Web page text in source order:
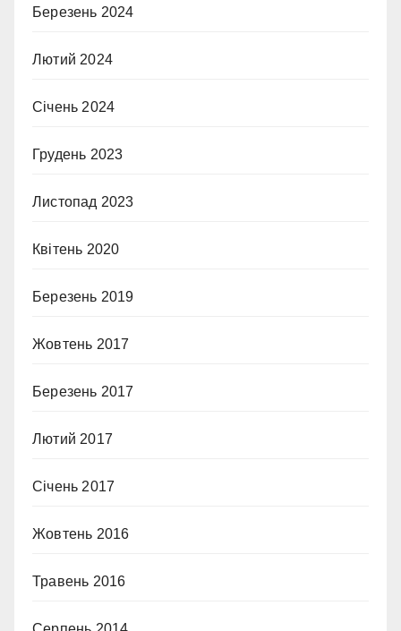
Березень 2024
Лютий 2024
Січень 2024
Грудень 2023
Листопад 2023
Квітень 2020
Березень 2019
Жовтень 2017
Березень 2017
Лютий 2017
Січень 2017
Жовтень 2016
Травень 2016